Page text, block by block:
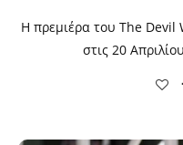
Η πρεμιέρα του The Devil
στις 20